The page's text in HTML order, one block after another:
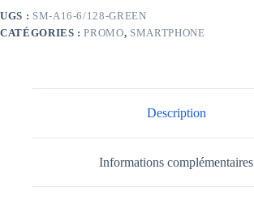
128Go
Vert
UGS : SM-A16-6/128-GREEN
CATÉGORIES :PROMO, SMARTPHONE
Description
Informations complémentaires